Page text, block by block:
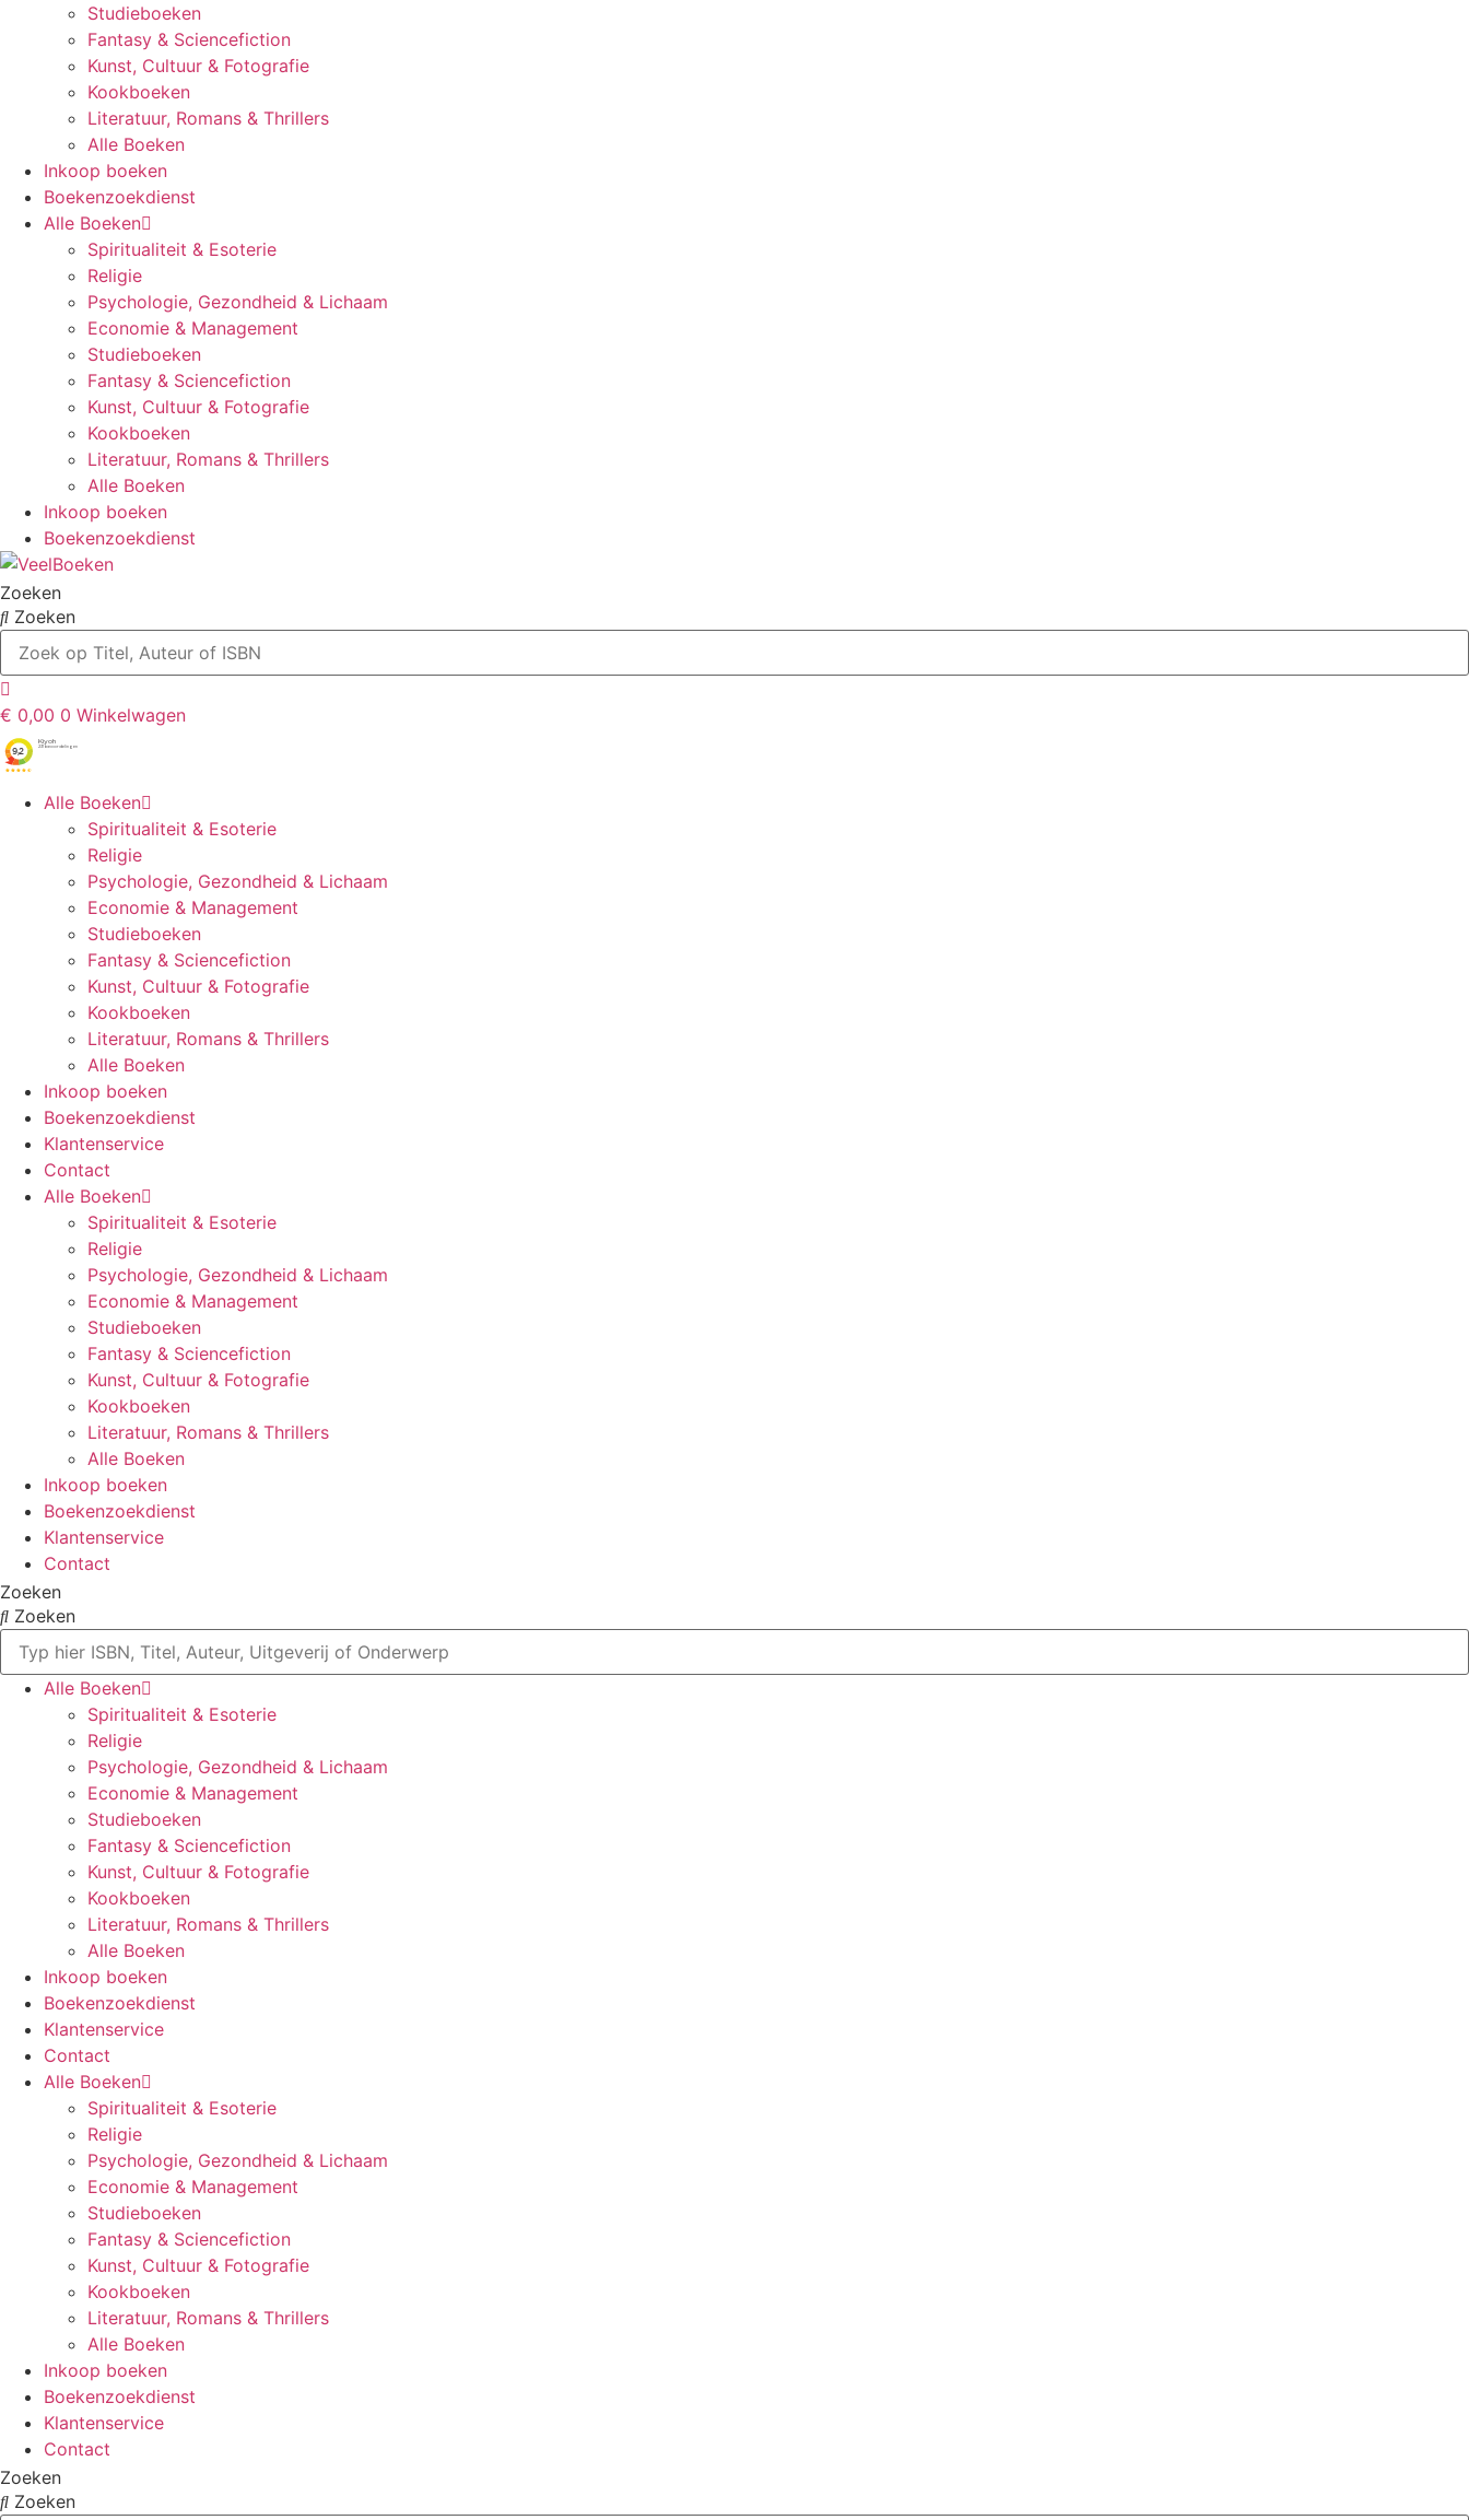
Studieboeken
Fantasy & Sciencefiction
Kunst, Cultuur & Fotografie
Kookboeken
Literatuur, Romans & Thrillers
Alle Boeken
Inkoop boeken
Boekenzoekdienst
Alle Boeken
Spiritualiteit & Esoterie
Religie
Psychologie, Gezondheid & Lichaam
Economie & Management
Studieboeken
Fantasy & Sciencefiction
Kunst, Cultuur & Fotografie
Kookboeken
Literatuur, Romans & Thrillers
Alle Boeken
Inkoop boeken
Boekenzoekdienst
Zoeken
Zoeken
€ 0,00 0 Winkelwagen
Alle Boeken
Spiritualiteit & Esoterie
Religie
Psychologie, Gezondheid & Lichaam
Economie & Management
Studieboeken
Fantasy & Sciencefiction
Kunst, Cultuur & Fotografie
Kookboeken
Literatuur, Romans & Thrillers
Alle Boeken
Inkoop boeken
Boekenzoekdienst
Klantenservice
Contact
Alle Boeken
Spiritualiteit & Esoterie
Religie
Psychologie, Gezondheid & Lichaam
Economie & Management
Studieboeken
Fantasy & Sciencefiction
Kunst, Cultuur & Fotografie
Kookboeken
Literatuur, Romans & Thrillers
Alle Boeken
Inkoop boeken
Boekenzoekdienst
Klantenservice
Contact
Zoeken
Zoeken
Alle Boeken
Spiritualiteit & Esoterie
Religie
Psychologie, Gezondheid & Lichaam
Economie & Management
Studieboeken
Fantasy & Sciencefiction
Kunst, Cultuur & Fotografie
Kookboeken
Literatuur, Romans & Thrillers
Alle Boeken
Inkoop boeken
Boekenzoekdienst
Klantenservice
Contact
Alle Boeken
Spiritualiteit & Esoterie
Religie
Psychologie, Gezondheid & Lichaam
Economie & Management
Studieboeken
Fantasy & Sciencefiction
Kunst, Cultuur & Fotografie
Kookboeken
Literatuur, Romans & Thrillers
Alle Boeken
Inkoop boeken
Boekenzoekdienst
Klantenservice
Contact
Zoeken
Zoeken